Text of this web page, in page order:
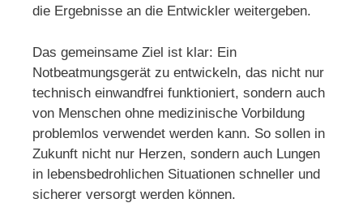
die Ergebnisse an die Entwickler weitergeben.
Das gemeinsame Ziel ist klar: Ein
Notbeatmungsgerät zu entwickeln, das nicht nur
technisch einwandfrei funktioniert, sondern auch
von Menschen ohne medizinische Vorbildung
problemlos verwendet werden kann. So sollen in
Zukunft nicht nur Herzen, sondern auch Lungen
in lebensbedrohlichen Situationen schneller und
sicherer versorgt werden können.